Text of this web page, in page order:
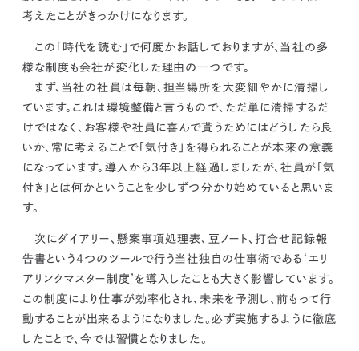
考えたことがきっかけになります。
この「時代を読む」で何度かお話しておりますが、当社の多
様な制度も会社が変化した理由の一つです。
まず、当社の社員は毎朝、担当場所を大変細やかに清掃し
ています。これは環境整備と言うもので、ただ単に清掃するだ
けではなく、お客様や社員に喜んで貰うためにはどうしたら良
いか、常に考えることで「気付き」 を得られることが本来の意義
になっています。 導入から3年以上経過しましたが、社員が「気
付き」とは何かということを少しずつ分かり始めていると思いま
す。
次にダイアリー、懸案事項処理表、豆ノート、打合せ記録報
告書という4つのツールで行う当社独自の仕事術である‘エリ
アリンクマスター制度’を導入したことも大きく影響しています。
この制度により仕事が効率化され、未来を予測し、前もって行
動することが出来るようになりました。必ず実施するように徹底
したことで、今では習慣となりました。